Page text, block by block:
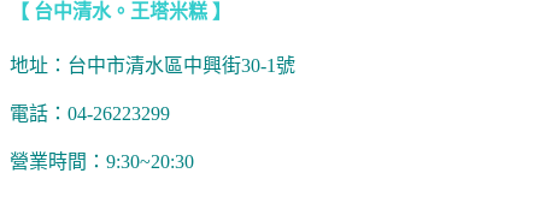
【 台中清水。王塔米糕 】
地址：台中市清水區中興街30-1號
電話：04-26223299
營業時間：9:30~20:30